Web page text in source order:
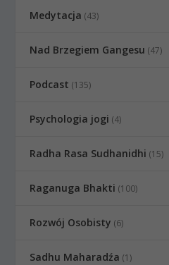
Medytacja (43)
Nad Brzegiem Gangesu (47)
Podcast (135)
Psychologia jogi (4)
Radha Rasa Sudhanidhi (15)
Raganuga Bhakti (100)
Rozwój Osobisty (6)
Sadhu Maharadźa (1)